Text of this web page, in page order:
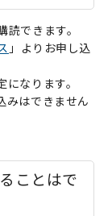
できます。
」よりお申し込
なります。
みはできません
ことはで